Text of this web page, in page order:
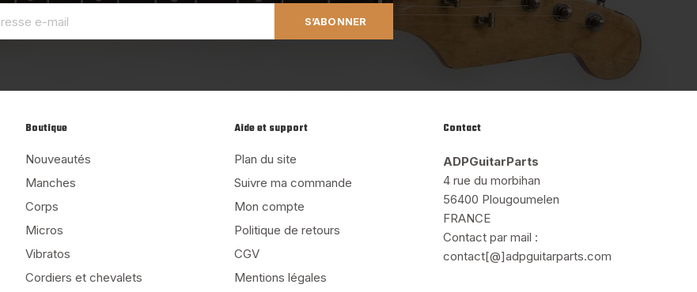
S’ABONNER
Boutique
Nouveautés
Manches
Corps
Micros
Vibratos
Cordiers et chevalets
Aide et support
Plan du site
Suivre ma commande
Mon compte
Politique de retours
CGV
Mentions légales
Contact
ADPGuitarParts
4 rue du morbihan
56400 Plougoumelen
FRANCE
Contact par mail :
contact[@]adpguitarparts.com